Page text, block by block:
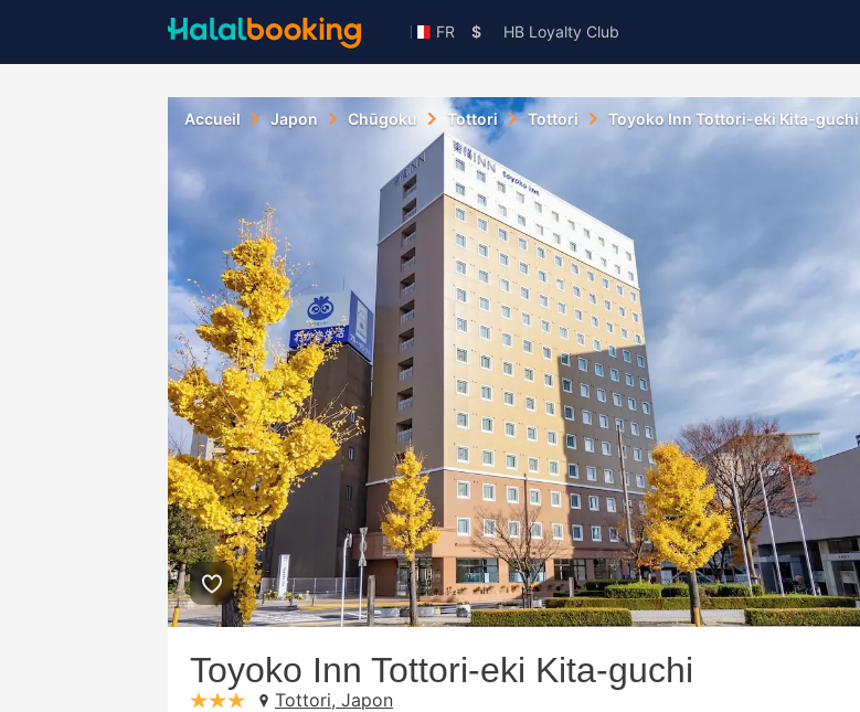
FR $ HB Loyalty Club
Accueil Japon Chūgoku Tottori Tottori Toyoko Inn Tottori-eki Kita-guchi
Toyoko Inn Tottori-eki Kita-guchi
stars: 3
Tottori, Japon